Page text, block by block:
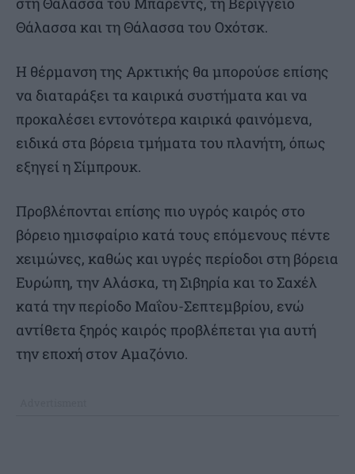
Θάλασσα και τη Θάλασσα του Οχότσκ.
Η θέρμανση της Αρκτικής θα μπορούσε επίσης
να διαταράξει τα καιρικά συστήματα και να
προκαλέσει εντονότερα καιρικά φαινόμενα,
ειδικά στα βόρεια τμήματα του πλανήτη, όπως
εξηγεί η Σίμπρουκ.
Προβλέπονται επίσης πιο υγρός καιρός στο
βόρειο ημισφαίριο κατά τους επόμενους πέντε
χειμώνες, καθώς και υγρές περίοδοι στη βόρεια
Ευρώπη, την Αλάσκα, τη Σιβηρία και το Σαχέλ
κατά την περίοδο Μαΐου-Σεπτεμβρίου, ενώ
αντίθετα ξηρός καιρός προβλέπεται για αυτή
την εποχή στον Αμαζόνιο.